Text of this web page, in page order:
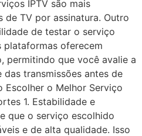
IPTV são mais
de TV por assinatura. Outro
de testar o serviço
plataformas oferecem
permitindo que você avalie a
transmissões antes de
Escolher o Melhor Serviço
1. Estabilidade e
que o serviço escolhido
e de alta qualidade. Isso